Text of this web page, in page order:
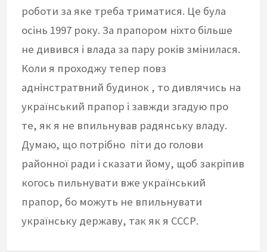
роботи за яке треба триматися. Це була
осінь 1997 року. За прапором ніхто більше
не дивився і влада за пару років змінилася.
Коли я проходжу тепер повз
аднінстратвний будинок , то дивлячись на
український прапор і завжди згадую про
те, як я не впильнував радянську владу.
Думаю, що потрібно піти до голови
районної ради і сказати йому, щоб закріпив
когось пильнувати вже український
прапор, бо можуть не впильнувати
українську державу, так як я СССР.